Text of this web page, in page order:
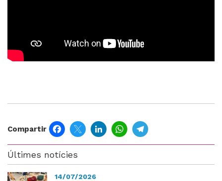
Compartir FacebookTwitterLinkedInWhatsApp
Últimes notícies
14/07/2026